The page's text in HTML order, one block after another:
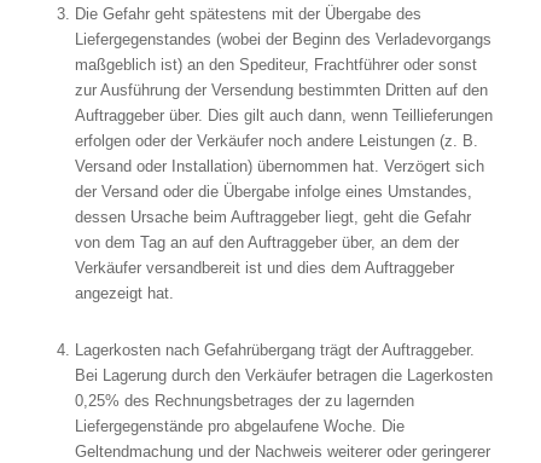
Die Gefahr geht spätestens mit der Übergabe des
Liefergegenstandes (wobei der Beginn des Verladevorgangs
maßgeblich ist) an den Spediteur, Frachtführer oder sonst
zur Ausführung der Versendung bestimmten Dritten auf den
Auftraggeber über. Dies gilt auch dann, wenn Teillieferungen
erfolgen oder der Verkäufer noch andere Leistungen (z. B.
Versand oder Installation) übernommen hat. Verzögert sich
der Versand oder die Übergabe infolge eines Umstandes,
dessen Ursache beim Auftraggeber liegt, geht die Gefahr
von dem Tag an auf den Auftraggeber über, an dem der
Verkäufer versandbereit ist und dies dem Auftraggeber
angezeigt hat.
Lagerkosten nach Gefahrübergang trägt der Auftraggeber.
Bei Lagerung durch den Verkäufer betragen die Lagerkosten
0,25% des Rechnungsbetrages der zu lagernden
Liefergegenstände pro abgelaufene Woche. Die
Geltendmachung und der Nachweis weiterer oder geringerer